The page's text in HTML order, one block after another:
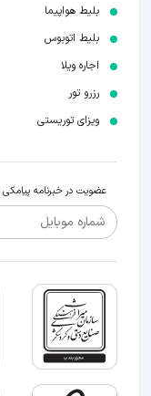
بلیط هواپیما
بلیط اتوبوس
اجاره ویلا
رزرو تور
ویزای توریستی
عضویت در خبرنامه پیامکی
شماره موبایل